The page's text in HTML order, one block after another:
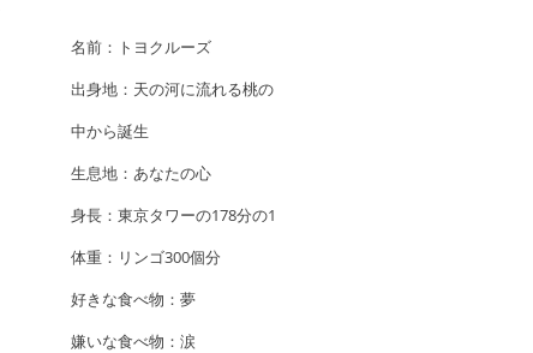
名前：トヨクルーズ
出身地：天の河に流れる桃の
中から誕生
生息地：あなたの心
身長：東京タワーの178分の1
体重：リンゴ300個分
好きな食べ物：夢
嫌いな食べ物：涙